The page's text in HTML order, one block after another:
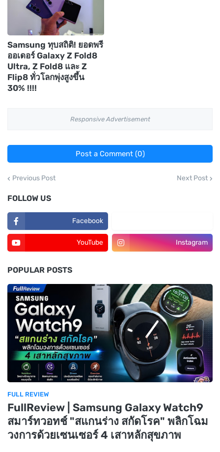
Samsung ทุบสถิติ! ยอดพรี
ออเดอร์ Galaxy Z Fold8
Ultra, Z Fold8 และ Z
Flip8 ทั่วโลกพุ่งสูงขึ้น
30% !!!!
Responsive Advertisement
Post a Comment (0)
Previous Post Next Post
FOLLOW US
Facebook
YouTube Instagram
POPULAR POSTS
FULL REVIEW
FullReview | Samsung Galaxy Watch9
สมาร์ทวอทช์ "สแกนร่าง สกัดโรค" พลิกโฉม
วงการด้วยเซนเซอร์ 4 เสาหลักสุขภาพ